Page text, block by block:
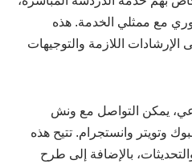
مع ممثلي الخدمة. هذه
الإرشادات اللازمة والتوجيهات
يمكن التواصل مع ونش
وتويتر وانستجرام. تتيح هذه
بالإضافة إلى طرح